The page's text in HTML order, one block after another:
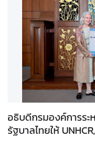
ธ
ร
ม
แ
ล
ะ
ค
ว
า
ม
อธิบดีกรมองค์การระ
รัฐบาลไทยให้